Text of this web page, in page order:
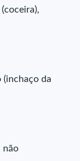
(inchaço da
não